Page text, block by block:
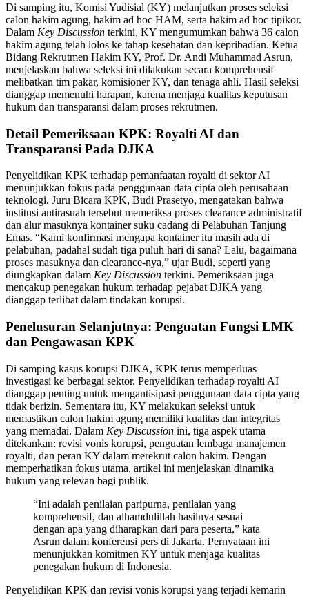
Di samping itu, Komisi Yudisial (KY) melanjutkan proses seleksi
calon hakim agung, hakim ad hoc HAM, serta hakim ad hoc tipikor.
Dalam Key Discussion terkini, KY mengumumkan bahwa 36 calon
hakim agung telah lolos ke tahap kesehatan dan kepribadian. Ketua
Bidang Rekrutmen Hakim KY, Prof. Dr. Andi Muhammad Asrun,
menjelaskan bahwa seleksi ini dilakukan secara komprehensif
melibatkan tim pakar, komisioner KY, dan tenaga ahli. Hasil seleksi
dianggap memenuhi harapan, karena menjaga kualitas keputusan
hukum dan transparansi dalam proses rekrutmen.
Detail Pemeriksaan KPK: Royalti AI dan
Transparansi Pada DJKA
Penyelidikan KPK terhadap pemanfaatan royalti di sektor AI
menunjukkan fokus pada penggunaan data cipta oleh perusahaan
teknologi. Juru Bicara KPK, Budi Prasetyo, mengatakan bahwa
institusi antirasuah tersebut memeriksa proses clearance administratif
dan alur masuknya kontainer suku cadang di Pelabuhan Tanjung
Emas. “Kami konfirmasi mengapa kontainer itu masih ada di
pelabuhan, padahal sudah tiga puluh hari di sana? Lalu, bagaimana
proses masuknya dan clearance-nya,” ujar Budi, seperti yang
diungkapkan dalam Key Discussion terkini. Pemeriksaan juga
mencakup penegakan hukum terhadap pejabat DJKA yang
dianggap terlibat dalam tindakan korupsi.
Penelusuran Selanjutnya: Penguatan Fungsi LMK
dan Pengawasan KPK
Di samping kasus korupsi DJKA, KPK terus memperluas
investigasi ke berbagai sektor. Penyelidikan terhadap royalti AI
dianggap penting untuk mengantisipasi penggunaan data cipta yang
tidak berizin. Sementara itu, KY melakukan seleksi untuk
memastikan calon hakim agung memiliki kualitas dan integritas
yang memadai. Dalam Key Discussion ini, tiga aspek utama
ditekankan: revisi vonis korupsi, penguatan lembaga manajemen
royalti, dan peran KY dalam merekrut calon hakim. Dengan
memperhatikan fokus utama, artikel ini menjelaskan dinamika
hukum yang relevan bagi publik.
“Ini adalah penilaian paripurna, penilaian yang
komprehensif, dan alhamdulillah hasilnya sesuai
dengan apa yang diharapkan dari para peserta,” kata
Asrun dalam konferensi pers di Jakarta. Pernyataan ini
menunjukkan komitmen KY untuk menjaga kualitas
penegakan hukum di Indonesia.
Penyelidikan KPK dan revisi vonis korupsi yang terjadi kemarin